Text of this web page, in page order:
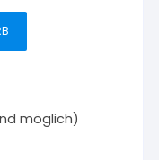
möglich)